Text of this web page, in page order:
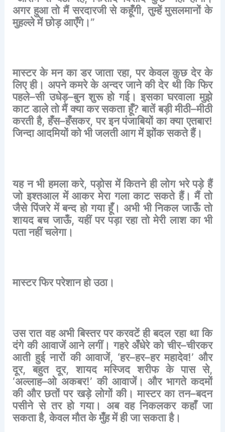
अगर हुआ तो मैं सरदारजी से कहूँगी,तुम्हें मुसलमानों के
मुहल्लेमेंछोड़आएँगे।”
मास्टर के मन का डर जाता रहा,पर केवल कुछ देर के
लिए ही। अपने कमरे के अन्दर जाने की देर थी कि फिर
पहले–सी उधेड़–बुन शुरू हो गई। इसका घरवाला मुझे
काट डाले तो मैं क्या कर सकता हूँ?बातें बड़ी मीठी–मीठी
करती है,हँस–हँसकर,पर इन पंजाबियों का क्या एतबार!
जिन्दाआदमियोंकोभीजलतीआगमेंझोंकसकतेहैं।
यह न भी हमला करे,पड़ोस में कितने ही लोग भरे पड़े हैं
जो इश्तआल में आकर मेरा गला काट सकते हैं। मैं तो
जैसे पिंजरे में बन्द हो गया हूँ। अभी भी निकल जाऊँ तो
शायद बच जाऊँ,यहीं पर पड़ा रहा तो मेरी लाश का भी
पतानहींचलेगा।
मास्टरफिरपरेशानहोउठा।
उस रात वह अभी बिस्तर पर करवटें ही बदल रहा था कि
दंगे की आवाजें आने लगीं। गहरे अँधेरे को चीर–चीरकर
आती हुई नारों की आवाजें, ‘हर–हर–हर महादेव!’ और
दूर,बहुत दूर,शायद मस्जिद शरीफ के पास से,
‘अल्लाह–ओ अकबर!’की आवाजें। और भागते कदमों
की और छतों पर खड़े लोगों की। मास्टर का तन–बदन
पसीने से तर हो गया। अब वह निकलकर कहाँ जा
सकताहै,केवलमौतकेमुँहमेंहीजासकताहै।